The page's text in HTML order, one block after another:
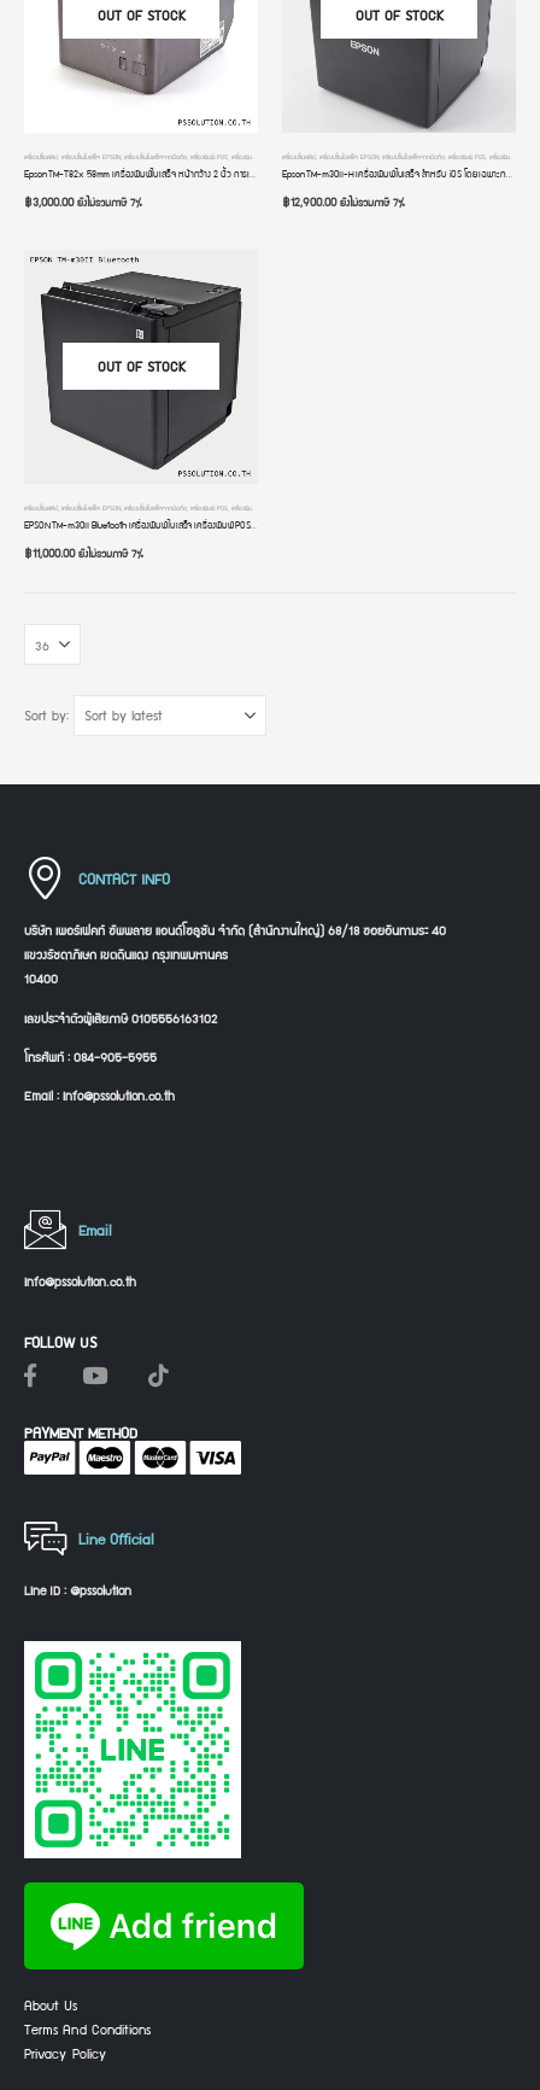
OUT OF STOCK
เครื่องปริ้นสลิป เครื่องปริ้นใบเสร็จ EPSON เครื่องปริ้นใบเสร็จจากมือถือ เครื่องพิมพ์ POS เครื่องพิมพ์ใบเสร็จ เครื่องพิมพ์ใบเสร็จ BLUETOOTH
Epson TM-T82x 58mm เครื่องพิมพ์ใบเสร็จ หน้ากว้าง 2 นิ้ว การเชื่อมต่อแบบ USB+RS232 มีคัทเตอร์ตัดกระดาษ
฿3,000.00ยังไม่รวมภาษี 7%
OUT OF STOCK
เครื่องปริ้นสลิป เครื่องปริ้นใบเสร็จ EPSON เครื่องปริ้นใบเสร็จจากมือถือ เครื่องพิมพ์ POS เครื่องพิมพ์ใบเสร็จ
Epson TM-m30II-H เครื่องพิมพ์ใบเสร็จ สำหรับ iOS โดยเฉพาะ การเชื่อมต่อไร้สาย Bluetooth+USB+Ethernet LAN+iOS Lightning 2.1A
฿12,900.00ยังไม่รวมภาษี 7%
OUT OF STOCK
เครื่องปริ้นสลิป เครื่องปริ้นใบเสร็จ EPSON เครื่องปริ้นใบเสร็จจากมือถือ เครื่องพิมพ์ POS เครื่องพิมพ์ใบเสร็จ
EPSON TM-m30II Bluetooth เครื่องพิมพ์ใบเสร็จ เครื่องพิมพ์ POS เครื่องปริ้นใบเสร็จ ขนาด 3 นิ้ว ระบบความร้อน รองรับ iOS Android
฿11,000.00ยังไม่รวมภาษี 7%
Sort by:
CONTACT INFO
บริษัท เพอร์เฟคท์ ซัพพลาย แอนด์โซลูชัน จำกัด (สำนักงานใหญ่) 68/18 ซอยอินทามระ 40
แขวงรัชดาภิเษก เขตดินแดง กรุงเทพมหานคร
10400
เลขประจำตัวผู้เสียภาษี 0105556163102
โทรศัพท์ : 084-905-5955
Email : info@pssolution.co.th
Line Official
Line ID : @pssolution
About Us
Terms And Conditions
Privacy Policy
Email
info@pssolution.co.th
FOLLOW US
PAYMENT METHOD